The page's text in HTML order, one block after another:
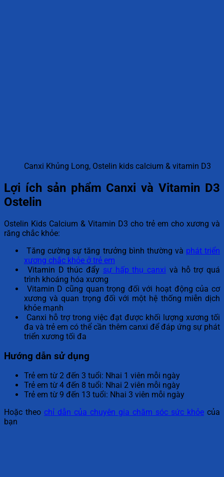
Canxi Khủng Long, Ostelin kids calcium & vitamin D3
Lợi ích sản phẩm Canxi và Vitamin D3
Ostelin
Ostelin Kids Calcium & Vitamin D3 cho trẻ em cho xương và
răng chắc khỏe:
Tăng cường sự tăng trưởng bình thường và phát triển
xương chắc khỏe ở trẻ em
Vitamin D thúc đẩy sự hấp thụ canxi và hỗ trợ quá
trình khoáng hóa xương
Vitamin D cũng quan trọng đối với hoạt động của cơ
xương và quan trọng đối với một hệ thống miễn dịch
khỏe mạnh
Canxi hỗ trợ trong việc đạt được khối lượng xương tối
đa và trẻ em có thể cần thêm canxi để đáp ứng sự phát
triển xương tối đa
Hướng dẫn sử dụng
Trẻ em từ 2 đến 3 tuổi: Nhai 1 viên mỗi ngày
Trẻ em từ 4 đến 8 tuổi: Nhai 2 viên mỗi ngày
Trẻ em từ 9 đến 13 tuổi: Nhai 3 viên mỗi ngày
Hoặc theo chỉ dẫn của chuyên gia chăm sóc sức khỏe của
bạn